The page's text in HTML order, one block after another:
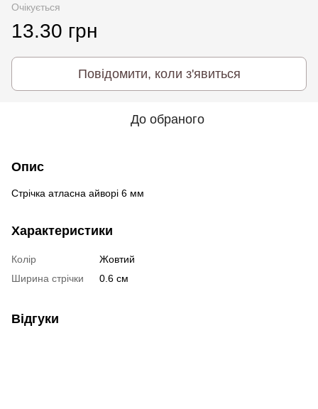
Очікується
13.30 грн
Повідомити, коли з'явиться
До обраного
Опис
Стрічка атласна айворі 6 мм
Характеристики
Колір
Жовтий
Ширина стрічки
0.6 см
Відгуки